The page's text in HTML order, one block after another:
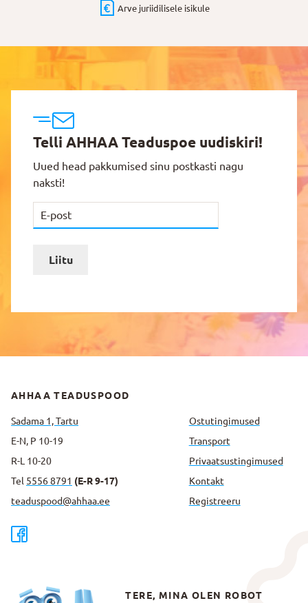
Arve juriidilisele isikule
Telli AHHAA Teaduspoe uudiskiri!
Uued head pakkumised sinu postkasti nagu
naksti!
Liitu
AHHAA TEADUSPOOD
Sadama 1, Tartu
E-N, P 10-19
R-L 10-20
Tel 5556 8791 (E-R 9-17)
teaduspood@ahhaa.ee
Ostutingimused
Transport
Privaatsus­tingimused
Kontakt
Registreeru
TERE, MINA OLEN ROBOT